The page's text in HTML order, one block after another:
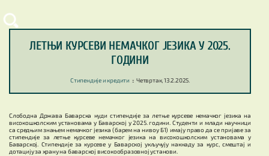
ЛЕТЊИ КУРСЕВИ НЕМАЧКОГ ЈЕЗИКА У 2025.
ГОДИНИ
Стипендије и кредити :: Четвртак, 13.2.2025.
Слободна Држава Баварска нуди стипендије за летње курсеве немачког језика на
високошколским установама у Баварској у 2025. години. Студенти и млади научници
са средњим знањем немачког језика (барем на нивоу Б1) имају право да се пријаве за
стипендије за летње курсеве немачког језика на високошколским установама у
Баварској. Стипендије за курсеве у Баварској укључују накнаду за курс, смештај и
дотацију за храну на баварској високообразовној установи.